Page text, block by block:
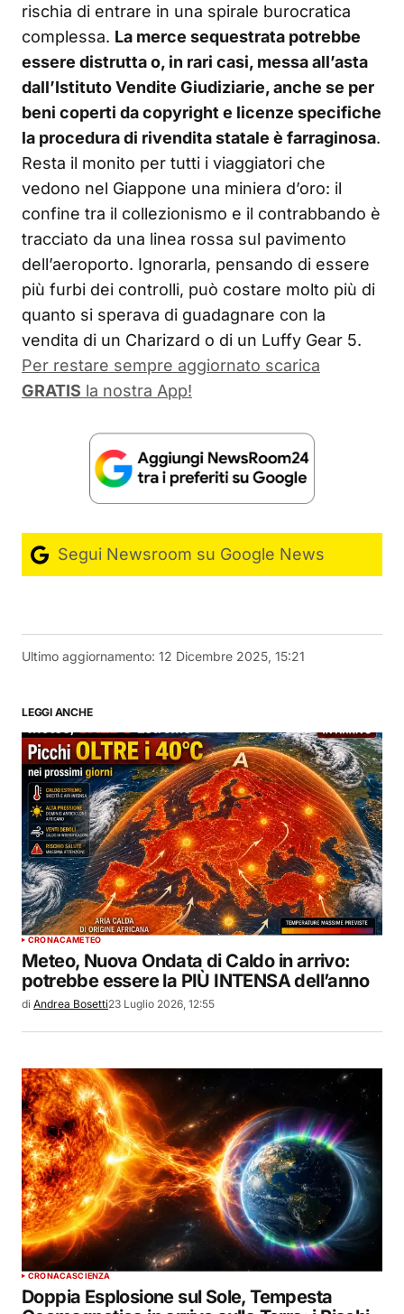
rischia di entrare in una spirale burocratica
complessa. La merce sequestrata potrebbe
essere distrutta o, in rari casi, messa all’asta
dall’Istituto Vendite Giudiziarie, anche se per
beni coperti da copyright e licenze specifiche
la procedura di rivendita statale è farraginosa.
Resta il monito per tutti i viaggiatori che
vedono nel Giappone una miniera d’oro: il
confine tra il collezionismo e il contrabbando è
tracciato da una linea rossa sul pavimento
dell’aeroporto. Ignorarla, pensando di essere
più furbi dei controlli, può costare molto più di
quanto si sperava di guadagnare con la
vendita di un Charizard o di un Luffy Gear 5.
Per restare sempre aggiornato scarica
GRATIS la nostra App!
Segui Newsroom su Google News
Ultimo aggiornamento: 12 Dicembre 2025, 15:21
LEGGI ANCHE
CRONACAMETEO
Meteo, Nuova Ondata di Caldo in arrivo:
potrebbe essere la PIÙ INTENSA dell’anno
di Andrea Bosetti23 Luglio 2026, 12:55
CRONACASCIENZA
Doppia Esplosione sul Sole, Tempesta